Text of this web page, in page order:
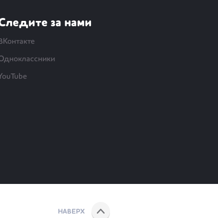
за нами
НАВЕРХ